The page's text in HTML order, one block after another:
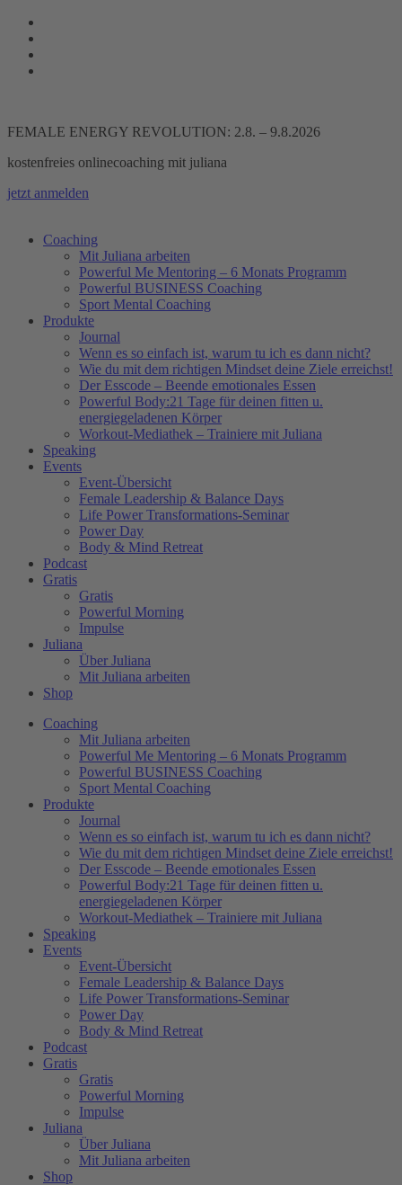
Zum
Inhalt
springen
FEMALE ENERGY REVOLUTION: 2.8. – 9.8.2026
kostenfreies onlinecoaching mit juliana
jetzt anmelden
Coaching
Mit Juliana arbeiten
Powerful Me Mentoring – 6 Monats Programm
Powerful BUSINESS Coaching
Sport Mental Coaching
Produkte
Journal
Wenn es so einfach ist, warum tu ich es dann nicht?
Wie du mit dem richtigen Mindset deine Ziele erreichst!
Der Esscode – Beende emotionales Essen
Powerful Body:21 Tage für deinen fitten u.
energiegeladenen Körper
Workout-Mediathek – Trainiere mit Juliana
Speaking
Events
Event-Übersicht
Female Leadership & Balance Days
Life Power Transformations-Seminar
Power Day
Body & Mind Retreat
Podcast
Gratis
Gratis
Powerful Morning
Impulse
Juliana
Über Juliana
Mit Juliana arbeiten
Shop
Coaching
Mit Juliana arbeiten
Powerful Me Mentoring – 6 Monats Programm
Powerful BUSINESS Coaching
Sport Mental Coaching
Produkte
Journal
Wenn es so einfach ist, warum tu ich es dann nicht?
Wie du mit dem richtigen Mindset deine Ziele erreichst!
Der Esscode – Beende emotionales Essen
Powerful Body:21 Tage für deinen fitten u.
energiegeladenen Körper
Workout-Mediathek – Trainiere mit Juliana
Speaking
Events
Event-Übersicht
Female Leadership & Balance Days
Life Power Transformations-Seminar
Power Day
Body & Mind Retreat
Podcast
Gratis
Gratis
Powerful Morning
Impulse
Juliana
Über Juliana
Mit Juliana arbeiten
Shop